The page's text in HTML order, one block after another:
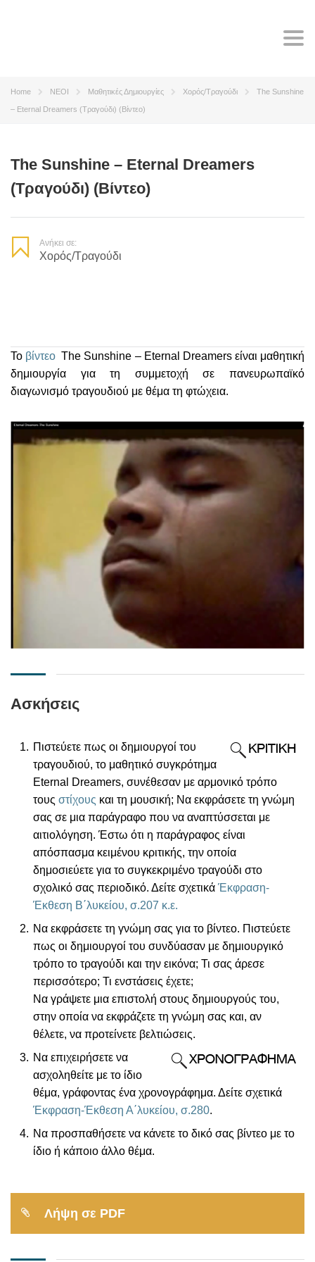
Home ΝΕΟΙ Μαθητικές Δημιουργίες Χορός/Τραγούδι The Sunshine
– Eternal Dreamers (Τραγούδι) (Βίντεο)
The Sunshine – Eternal Dreamers
(Τραγούδι) (Βίντεο)
Ανήκει σε:
Χορός/Τραγούδι
Το βίντεο The Sunshine – Eternal Dreamers είναι μαθητική
δημιουργία για τη συμμετοχή σε πανευρωπαϊκό
διαγωνισμό τραγουδιού με θέμα τη φτώχεια.
Ασκήσεις
Πιστεύετε πως οι δημιουργοί του
τραγουδιού, το μαθητικό συγκρότημα
Eternal Dreamers, συνέθεσαν με αρμονικό τρόπο
τους στίχους και τη μουσική; Να εκφράσετε τη γνώμη
σας σε μια παράγραφο που να αναπτύσσεται με
αιτιολόγηση. Έστω ότι η παράγραφος είναι
απόσπασμα κειμένου κριτικής, την οποία
δημοσιεύετε για το συγκεκριμένο τραγούδι στο
σχολικό σας περιοδικό. Δείτε σχετικά Έκφραση-
Έκθεση Β΄λυκείου, σ.207 κ.ε.
Να εκφράσετε τη γνώμη σας για το βίντεο. Πιστεύετε
πως οι δημιουργοί του συνδύασαν με δημιουργικό
τρόπο το τραγούδι και την εικόνα; Τι σας άρεσε
περισσότερο; Τι ενστάσεις έχετε;
Να γράψετε μια επιστολή στους δημιουργούς του,
στην οποία να εκφράζετε τη γνώμη σας και, αν
θέλετε, να προτείνετε βελτιώσεις.
Να επιχειρήσετε να
ασχοληθείτε με το ίδιο
θέμα, γράφοντας ένα χρονογράφημα. Δείτε σχετικά
Έκφραση-Έκθεση Α΄λυκείου, σ.280.
Να προσπαθήσετε να κάνετε το δικό σας βίντεο με το
ίδιο ή κάποιο άλλο θέμα.
Λήψη σε PDF